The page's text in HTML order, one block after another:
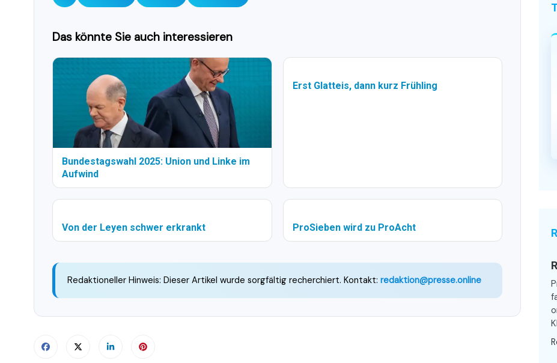
Das könnte Sie auch interessieren
Bundestagswahl 2025: Union und Linke im
Aufwind
Erst Glatteis, dann kurz Frühling
Von der Leyen schwer erkrankt ProSieben wird zu ProAcht
Redaktioneller Hinweis: Dieser Artikel wurde sorgfältig recherchiert. Kontakt: redaktion@presse.online